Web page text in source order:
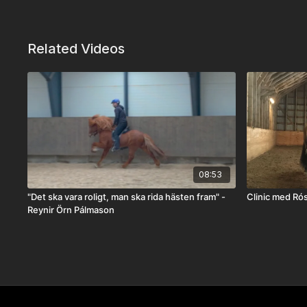
Related Videos
08:53
"Det ska vara roligt, man ska rida hästen fram" -
Reynir Örn Pálmason
Clinic med